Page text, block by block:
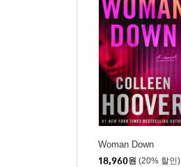
Woman Down
18,960원 (20% 할인)